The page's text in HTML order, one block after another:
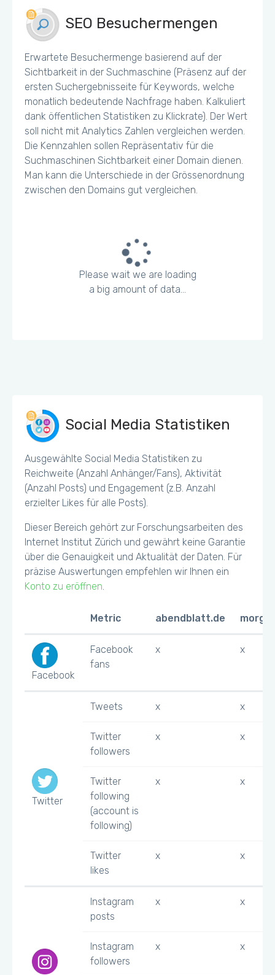
SEO Besuchermengen
Erwartete Besuchermenge basierend auf der
Sichtbarkeit in der Suchmaschine (Präsenz auf der
ersten Suchergebnisseite für Keywords, welche
monatlich bedeutende Nachfrage haben. Kalkuliert
dank öffentlichen Statistiken zu Klickrate). Der Wert
soll nicht mit Analytics Zahlen vergleichen werden.
Die Kennzahlen sollen Repräsentativ für die
Suchmaschinen Sichtbarkeit einer Domain dienen.
Man kann die Unterschiede in der Grössenordnung
zwischen den Domains gut vergleichen.
Please wait we are loading
a big amount of data...
Social Media Statistiken
Ausgewählte Social Media Statistiken zu
Reichweite (Anzahl Anhänger/Fans), Aktivität
(Anzahl Posts) und Engagement (z.B. Anzahl
erzielter Likes für alle Posts).
Dieser Bereich gehört zur Forschungsarbeiten des
Internet Institut Zürich und gewährt keine Garantie
über die Genauigkeit und Aktualität der Daten. Für
präzise Auswertungen empfehlen wir Ihnen ein
Konto zu eröffnen.
Metric abendblatt.de
Facebook
Facebook
fans
x x
Twitter
Tweets x x
Twitter
followers
x x
Twitter
following
(account is
following)
x x
Twitter
likes
x x
Instagram
posts
x x
Instagram
followers
x x